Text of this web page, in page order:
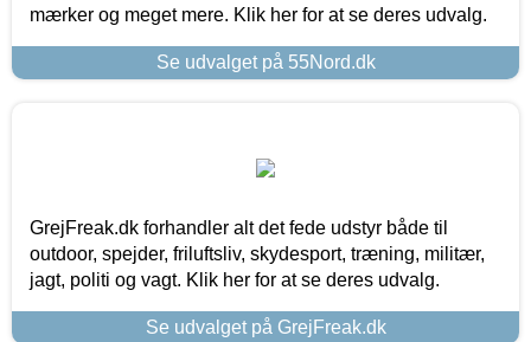
mærker og meget mere. Klik her for at se deres udvalg.
Se udvalget på 55Nord.dk
GrejFreak.dk forhandler alt det fede udstyr både til
outdoor, spejder, friluftsliv, skydesport, træning, militær,
jagt, politi og vagt. Klik her for at se deres udvalg.
Se udvalget på GrejFreak.dk